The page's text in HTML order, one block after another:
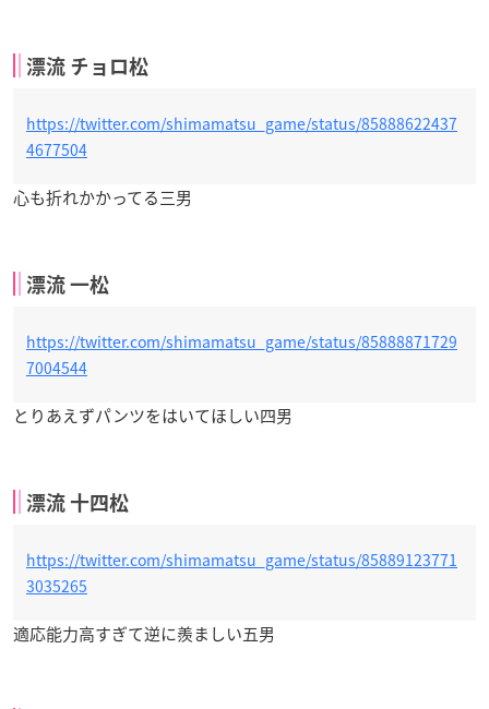
漂流 チョロ松
https://twitter.com/shimamatsu_game/status/85888622437
4677504
心も折れかかってる三男
漂流 一松
https://twitter.com/shimamatsu_game/status/85888871729
7004544
とりあえずパンツをはいてほしい四男
漂流 十四松
https://twitter.com/shimamatsu_game/status/85889123771
3035265
適応能力高すぎて逆に羨ましい五男